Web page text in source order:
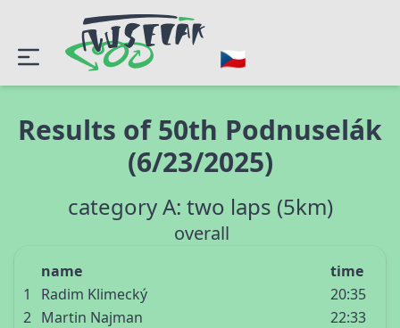
Results of 50th Podnuselák
(6/23/2025)
category A: two laps (5km)
overall
name
time
1
Radim Klimecký
20:35
2 Martin Najman
22:33